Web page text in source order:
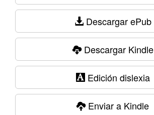
Descargar ePub
Descargar Kindle
Edición dislexia
Enviar a Kindle